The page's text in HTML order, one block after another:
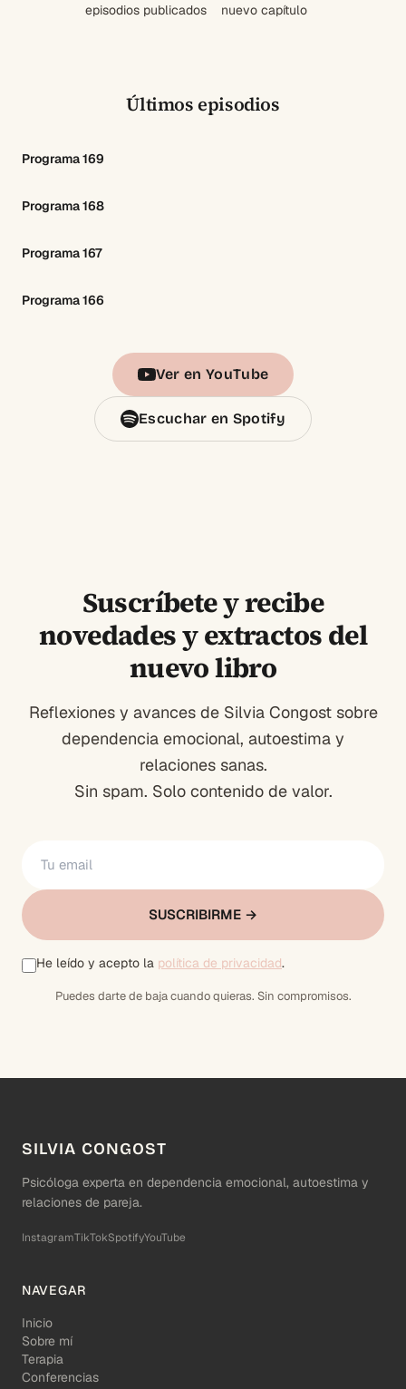
episodios publicados nuevo capítulo
Últimos episodios
Programa 169
Programa 168
Programa 167
Programa 166
Ver en YouTube
Escuchar en Spotify
Suscríbete y recibe
novedades y extractos del
nuevo libro
Reflexiones y avances de Silvia Congost sobre
dependencia emocional, autoestima y
relaciones sanas.
Sin spam. Solo contenido de valor.
SUSCRIBIRME →
He leído y acepto la política de privacidad.
Puedes darte de baja cuando quieras. Sin compromisos.
SILVIA CONGOST
Psicóloga experta en dependencia emocional, autoestima y
relaciones de pareja.
InstagramTikTokSpotifyYouTube
NAVEGAR
Inicio
Sobre mí
Terapia
Conferencias